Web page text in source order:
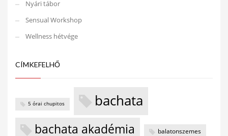
Nyári tábor
Sensual Workshop
Wellness hétvége
CÍMKEFELHŐ
5 órai chupitos bachata
bachata akadémia balatonszemes